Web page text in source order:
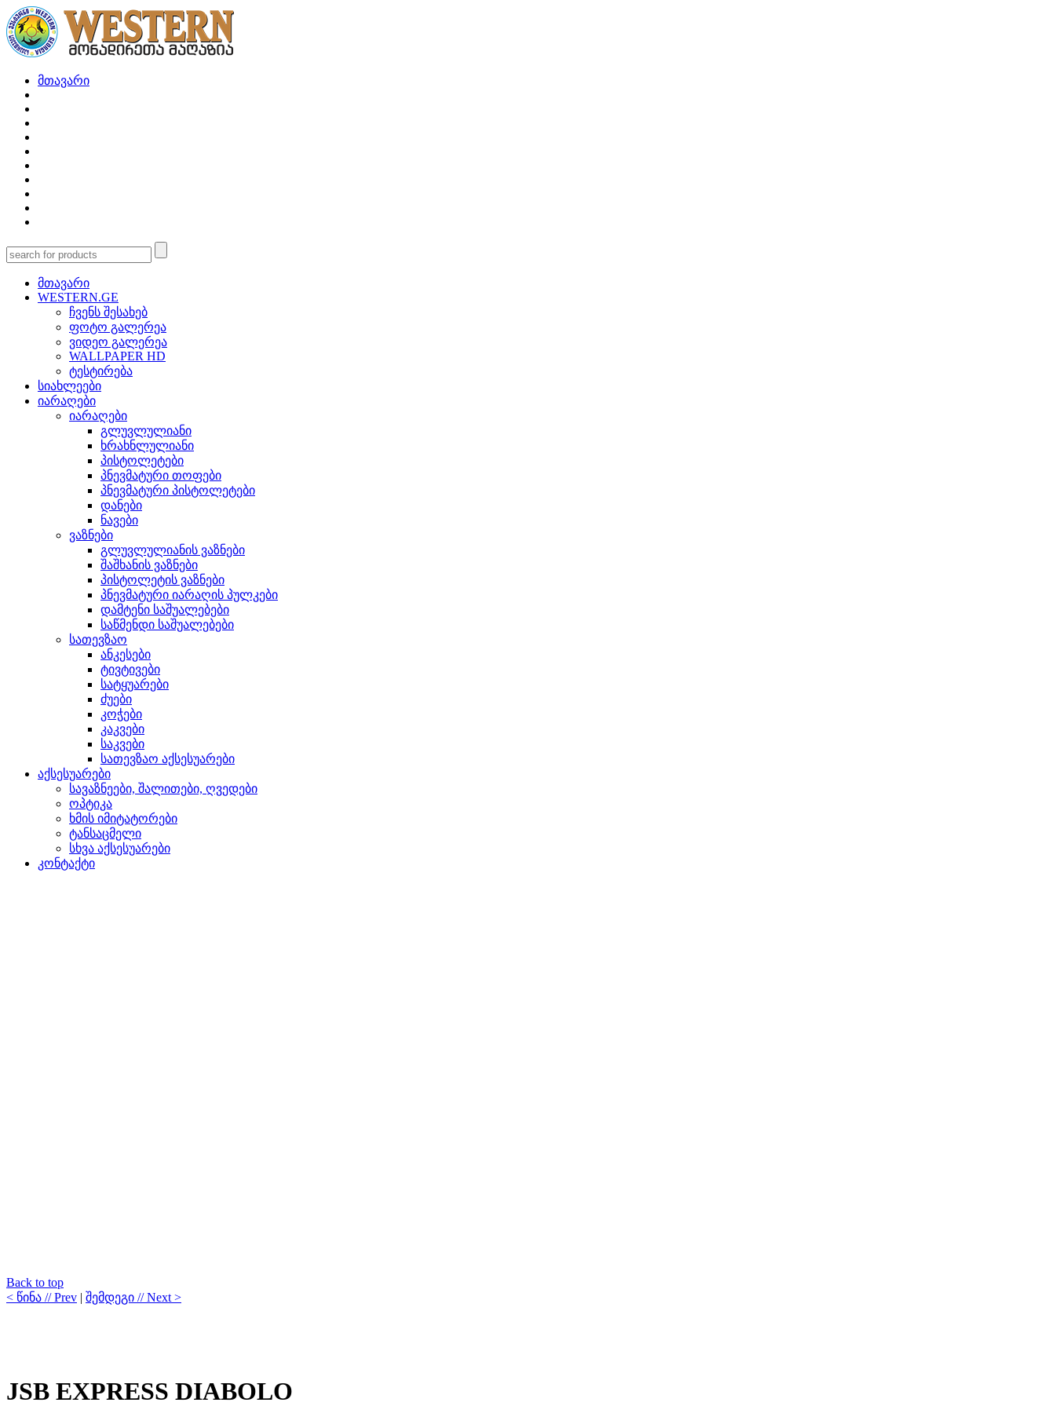
მთავარი
მთავარი
WESTERN.GE
ჩვენს შესახებ
ფოტო გალერეა
ვიდეო გალერეა
WALLPAPER HD
ტესტირება
სიახლეები
იარაღები
იარაღები
გლუვლულიანი
ხრახნლულიანი
პისტოლეტები
პნევმატური თოფები
პნევმატური პისტოლეტები
დანები
ნავები
ვაზნები
გლუვლულიანის ვაზნები
შაშხანის ვაზნები
პისტოლეტის ვაზნები
პნევმატური იარაღის პულკები
დამტენი საშუალებები
საწმენდი საშუალებები
სათევზაო
ანკესები
ტივტივები
სატყუარები
ძუები
კოჭები
კაკვები
საკვები
სათევზაო აქსესუარები
აქსესუარები
სავაზნეები, შალითები, ღვედები
ოპტიკა
ხმის იმიტატორები
ტანსაცმელი
სხვა აქსესუარები
კონტაქტი
Back to top
< წინა // Prev | შემდეგი // Next >
JSB EXPRESS DIABOLO